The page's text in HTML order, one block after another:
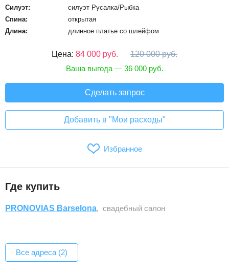
Силуэт:
силуэт Русалка/Рыбка
Спина:
открытая
Длина:
длинное платье со шлейфом
Цена: 84 000 руб.
120 000 руб.
Ваша выгода — 36 000 руб.
Сделать запрос
Добавить в "Мои расходы"
Избранное
Где купить
PRONOVIAS Barselona, свадебный салон
Все адреса (2)